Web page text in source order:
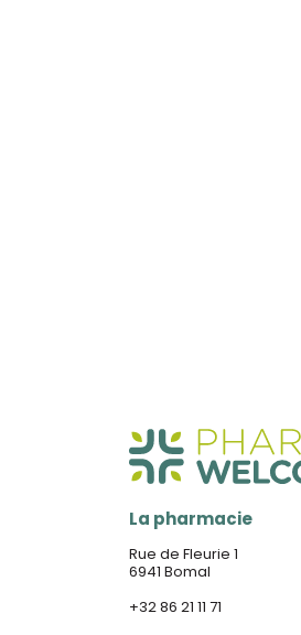
La pharmacie
Rue de Fleurie 1
6941 Bomal
+32 86 21 11 71